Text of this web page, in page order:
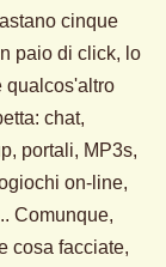
cinque
paio di click, lo
qualcos'altro
chat,
portali, MP3s,
on-line,
Comunque,
cosa facciate,